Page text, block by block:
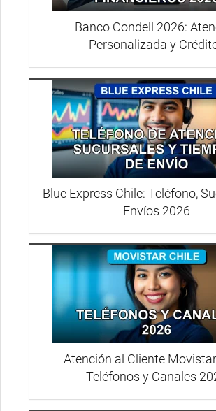
Banco Condell 2026:
Personalizada y
Blue Express Chile: Teléfono,
Envíos 2026
Atención al Cliente
Teléfonos y Canales